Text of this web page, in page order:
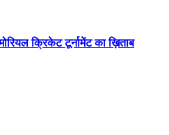
क्रिकेट टूर्नामेंट का ख़िताब